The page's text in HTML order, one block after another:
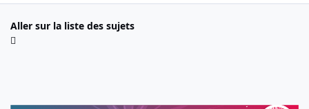
Aller sur la liste des sujets